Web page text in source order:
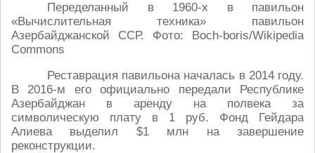
Переделанный в 1960-х в павильон
«Вычислительная техника» павильон
Азербайджанской ССР. Фото: Boch-boris/Wikipedia
Commons
Реставрация павильона началась в 2014 году.
В 2016-м его официально передали Республике
Азербайджан в аренду на полвека за
символическую плату в 1 руб. Фонд Гейдара
Алиева выделил $1 млн на завершение
реконструкции.